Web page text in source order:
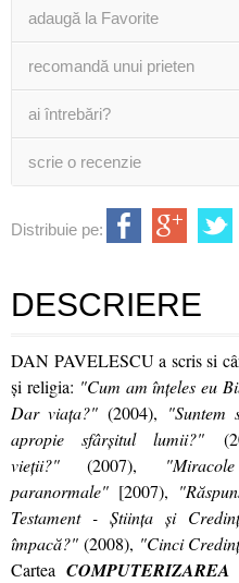
adaugă la Favorite
recomandă unui prieten
ai întrebări?
scrie o recenzie
Distribuie pe:
DESCRIERE
DAN PAVELESCU a scris si
şi religia: "Cum am înţeles eu
Dar viaţa?"(2004), "Suntem
apropie sfârşitul lumii?"
vieţii?" (2007),
paranormale" [2007),
Testament - Ştiinţa şi
împacă?" (2008), "Cinci
Cartea